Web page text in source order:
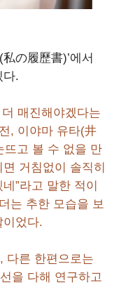
の履歷書)’에서
다.
매진해야겠다는
, 이야마 유타(井
뜨고 볼 수 없을 만
거침없이 솔직히
”라고 말한 적이
는 추한 모습을 보
이었다.
다른 한편으로는
을 다해 연구하고